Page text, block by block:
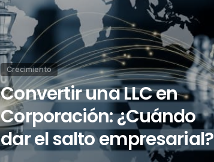
Crecimiento
Convertir una LLC en
Corporación: ¿Cuándo
dar el salto empresarial?